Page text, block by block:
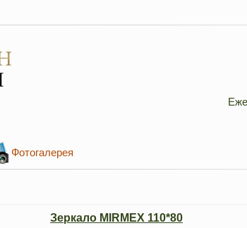
Фотогалерея
Зеркало MIRMEX 110*80